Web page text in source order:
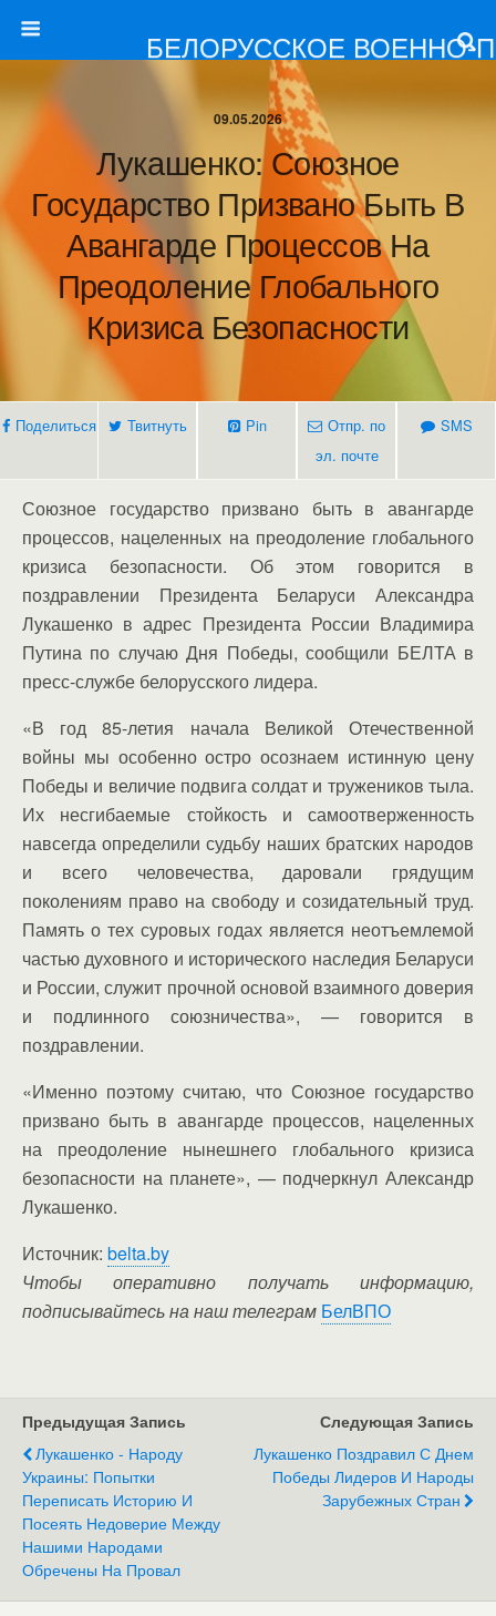
БЕЛОРУССКОЕ ВОЕННО-
09.05.2026
Лукашенко: Союзное
Государство Призвано Быть В
Авангарде Процессов На
Преодоление Глобального
Кризиса Безопасности
Поделиться Твитнуть Pin
Отпр. по
эл. почте
SMS
Союзное государство призвано быть в авангарде
процессов, нацеленных на преодоление глобального
кризиса безопасности. Об этом говорится в
поздравлении Президента Беларуси Александра
Лукашенко в адрес Президента России Владимира
Путина по случаю Дня Победы, сообщили БЕЛТА в
пресс-службе белорусского лидера.
«В год 85-летия начала Великой Отечественной
войны мы особенно остро осознаем истинную цену
Победы и величие подвига солдат и тружеников тыла.
Их несгибаемые стойкость и самоотверженность
навсегда определили судьбу наших братских народов
и всего человечества, даровали грядущим
поколениям право на свободу и созидательный труд.
Память о тех суровых годах является неотъемлемой
частью духовного и исторического наследия Беларуси
и России, служит прочной основой взаимного доверия
и подлинного союзничества», — говорится в
поздравлении.
«Именно поэтому считаю, что Союзное государство
призвано быть в авангарде процессов, нацеленных
на преодоление нынешнего глобального кризиса
безопасности на планете», — подчеркнул Александр
Лукашенко.
Источник: belta.by
Чтобы оперативно получать информацию,
подписывайтесь на наш телеграм БелВПО
Предыдущая Запись
Лукашенко - Народу
Украины: Попытки
Переписать Историю И
Посеять Недоверие Между
Нашими Народами
Обречены На Провал
Следующая Запись
Лукашенко Поздравил С Днем
Победы Лидеров И Народы
Зарубежных Стран